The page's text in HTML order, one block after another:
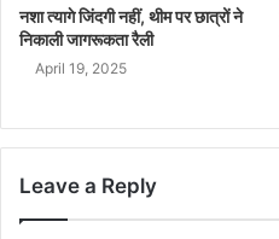
नशा त्यागे जिंदगी नहीं, थीम पर छात्रों ने
निकाली जागरूकता रैली
April 19, 2025
Leave a Reply